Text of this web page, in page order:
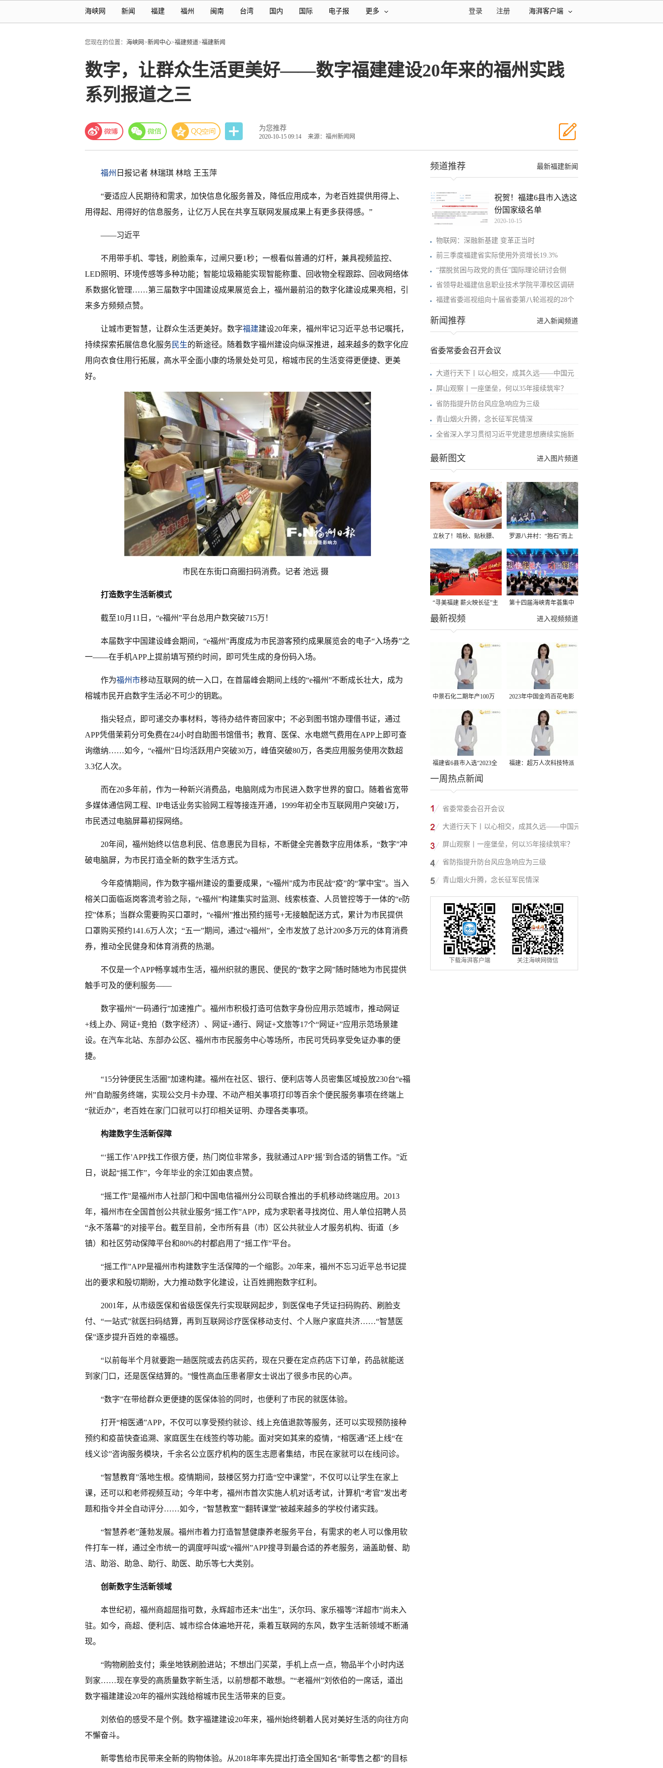
海峡网 新闻 福建 福州 闽南 台湾 国内 国际 电子报 更多 海湃客户端
注册
登录
您现在的位置： 海峡网>新闻中心>福建频道>福建新闻
数字，让群众生活更美好——数字福建建设20年来的福州实践
系列报道之三
为您推荐
2020-10-15 09:14 来源：福州新闻网
福州 日报记者 林瑞琪 林晗 王玉萍
“要适应人民期待和需求，加快信息化服务普及，降低应用成本，为老百姓提供用得上、
用得起、用得好的信息服务，让亿万人民在共享互联网发展成果上有更多获得感。”
——习近平
不用带手机、零钱，刷脸乘车，过闸只要1秒；一根看似普通的灯杆，兼具视频监控、
LED照明、环境传感等多种功能；智能垃圾箱能实现智能称重、回收物全程跟踪、回收网络体
系数据化管理……第三届数字中国建设成果展览会上，福州最前沿的数字化建设成果亮相，引
来多方频频点赞。
让城市更智慧，让群众生活更美好。数字福建建设20年来，福州牢记习近平总书记嘱托，
持续探索拓展信息化服务民生的新途径。随着数字福州建设向纵深推进，越来越多的数字化应
用向衣食住用行拓展，高水平全面小康的场景处处可见，榕城市民的生活变得更便捷、更美
好。
市民在东街口商圈扫码消费。记者 池远 摄
打造数字生活新模式
截至10月11日，“e福州”平台总用户数突破715万！
本届数字中国建设峰会期间，“e福州”再度成为市民游客预约成果展览会的电子“入场券”之
一——在手机APP上提前填写预约时间，即可凭生成的身份码入场。
作为福州市移动互联网的统一入口，在首届峰会期间上线的“e福州”不断成长壮大，成为
榕城市民开启数字生活必不可少的钥匙。
指尖轻点，即可递交办事材料，等待办结件寄回家中；不必到图书馆办理借书证，通过
APP凭借茉莉分可免费在24小时自助图书馆借书；教育、医保、水电燃气费用在APP上即可查
询缴纳……如今，“e福州”日均活跃用户突破30万，峰值突破80万，各类应用服务使用次数超
3.3亿人次。
而在20多年前，作为一种新兴消费品，电脑刚成为市民进入数字世界的窗口。随着省宽带
多媒体通信网工程、IP电话业务实验网工程等接连开通，1999年初全市互联网用户突破1万，
市民透过电脑屏幕初探网络。
20年间，福州始终以信息利民、信息惠民为目标，不断健全完善数字应用体系，“数字”冲
破电脑屏，为市民打造全新的数字生活方式。
今年疫情期间，作为数字福州建设的重要成果，“e福州”成为市民战“疫”的“掌中宝”。当入
榕关口面临返岗客流考验之际，“e福州”构建集实时监测、线索核查、人员管控等于一体的“e防
控”体系；当群众需要购买口罩时，“e福州”推出预约摇号+无接触配送方式，累计为市民提供
口罩购买预约141.6万人次；“五一”期间，通过“e福州”，全市发放了总计200多万元的体育消费
券，推动全民健身和体育消费的热潮。
不仅是一个APP畅享城市生活，福州织就的惠民、便民的“数字之网”随时随地为市民提供
触手可及的便利服务——
数字福州“一码通行”加速推广。福州市积极打造可信数字身份应用示范城市，推动网证
+线上办、网证+竞拍（数字经济）、网证+通行、网证+文旅等17个“网证+”应用示范场景建
设。在汽车北站、东部办公区、福州市市民服务中心等场所，市民可凭码享受免证办事的便
捷。
“15分钟便民生活圈”加速构建。福州在社区、银行、便利店等人员密集区域投放230台“e福
州”自助服务终端，实现公交月卡办理、不动产相关事项打印等百余个便民服务事项在终端上
“就近办”，老百姓在家门口就可以打印相关证明、办理各类事项。
构建数字生活新保障
“‘摇工作’APP找工作很方便，热门岗位非常多，我就通过APP‘摇’到合适的销售工作。”近
日，说起“摇工作”，今年毕业的余江如由衷点赞。
“摇工作”是福州市人社部门和中国电信福州分公司联合推出的手机移动终端应用。2013
年，福州市在全国首创公共就业服务“摇工作”APP，成为求职者寻找岗位、用人单位招聘人员
“永不落幕”的对接平台。截至目前，全市所有县（市）区公共就业人才服务机构、街道（乡
镇）和社区劳动保障平台和80%的村都启用了“摇工作”平台。
“摇工作”APP是福州市构建数字生活保障的一个缩影。20年来，福州不忘习近平总书记提
出的要求和殷切期盼，大力推动数字化建设，让百姓拥抱数字红利。
2001年，从市级医保和省级医保先行实现联网起步，到医保电子凭证扫码购药、刷脸支
付、“一站式”就医扫码结算，再到互联网诊疗医保移动支付、个人账户家庭共济……“智慧医
保”逐步提升百姓的幸福感。
“以前每半个月就要跑一趟医院或去药店买药，现在只要在定点药店下订单，药品就能送
到家门口，还是医保结算的。”慢性高血压患者廖女士说出了很多市民的心声。
“数字”在带给群众更便捷的医保体验的同时，也便利了市民的就医体验。
打开“榕医通”APP，不仅可以享受预约就诊、线上充值退款等服务，还可以实现预防接种
预约和疫苗快查追溯、家庭医生在线签约等功能。面对突如其来的疫情，“榕医通”还上线“在
线义诊”咨询服务模块，千余名公立医疗机构的医生志愿者集结，市民在家就可以在线问诊。
“智慧教育”落地生根。疫情期间，鼓楼区努力打造“空中课堂”，不仅可以让学生在家上
课，还可以和老师视频互动；今年中考，福州市首次实施人机对话考试，计算机“考官”发出考
题和指令并全自动评分……如今，“智慧教室”“翻转课堂”被越来越多的学校付诸实践。
“智慧养老”蓬勃发展。福州市着力打造智慧健康养老服务平台，有需求的老人可以像用软
件打车一样，通过全市统一的调度呼叫或“e福州”APP搜寻到最合适的养老服务，涵盖助餐、助
洁、助浴、助急、助行、助医、助乐等七大类别。
创新数字生活新领域
本世纪初，福州商超屈指可数，永辉超市还未“出生”，沃尔玛、家乐福等“洋超市”尚未入
驻。如今，商超、便利店、城市综合体遍地开花，乘着互联网的东风，数字生活新领域不断涌
现。
“购物刷脸支付；乘坐地铁刷脸进站；不想出门买菜，手机上点一点，物品半个小时内送
到家……现在享受的高质量数字新生活，以前想都不敢想。”“老福州”刘依伯的一席话，道出
数字福建建设20年的福州实践给榕城市民生活带来的巨变。
刘依伯的感受不是个例。数字福建建设20年来，福州始终朝着人民对美好生活的向往方向
不懈奋斗。
新零售给市民带来全新的购物体验。从2018年率先提出打造全国知名“新零售之都”的目标
最新福建新闻
频道推荐
祝贺！福建6县市入选这
份国家级名单
2020-10-15
物联网：深融新基建 变革正当时
前三季度福建省实际使用外资增长19.3%
“摆脱贫困与政党的责任”国际理论研讨会侧
省领导赴福建信息职业技术学院平潭校区调研
福建省委巡视组向十届省委第八轮巡视的28个
进入新闻频道
新闻推荐
省委常委会召开会议
大道行天下丨以心相交，成其久远——中国元
屏山观察丨一座堡垒，何以35年接续筑牢？
省防指提升防台风应急响应为三级
青山烟火升腾，念长征军民情深
全省深入学习贯彻习近平党建思想赓续实施新
进入图片频道
最新图文
立秋了！啃秋、贴秋膘、
晒秋，福建人这样过才够
味→
罗源八井村：“抱石”而上
“寻美福建 薪火映长征”主
题活动在龙岩长汀启动
第十四届海峡青年荟集中
阶段活动在福州举行
进入视频频道
最新视频
中景石化二期年产100万
吨丙烷脱氢项目建成中交
2023年中国金鸡百花电影
节有福电影巡展31日启动
福建省6县市入选“2023全
国县域发展潜力百强县”
福建：超万人次科技特派
一周热点新闻
省委常委会召开会议
大道行天下丨以心相交，成其久远——中国元
首外交的世界情怀与大国气派
屏山观察丨一座堡垒，何以35年接续筑牢？
省防指提升防台风应急响应为三级
青山烟火升腾，念长征军民情深
下载海湃客户端 关注海峡网微信